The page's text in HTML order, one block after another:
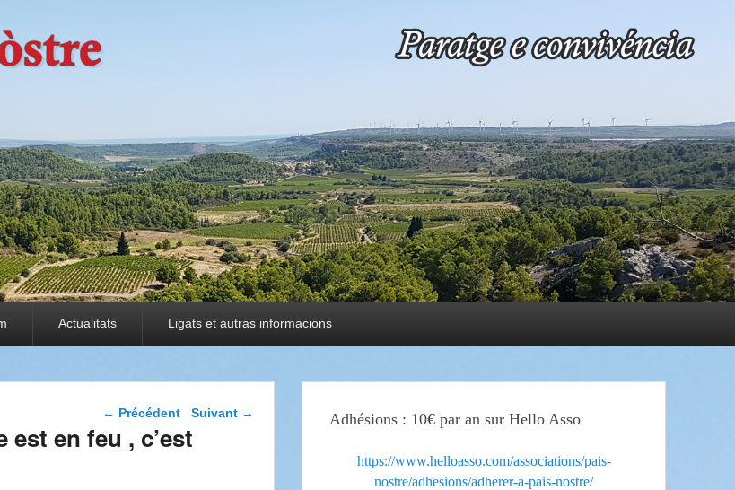
Actualitats Ligats et autras informacions
Navigation dans les
← Précédent Suivant →
est en feu , c’est
Adhésions : 10€ par an sur Hello Asso
https://www.helloasso.com/associations/pais-
nostre/adhesions/adherer-a-pais-nostre/